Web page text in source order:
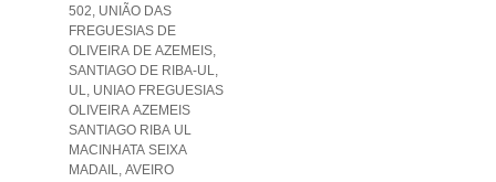
502, UNIÃO DAS
FREGUESIAS DE
OLIVEIRA DE AZEMEIS,
SANTIAGO DE RIBA-UL,
UL, UNIAO FREGUESIAS
OLIVEIRA AZEMEIS
SANTIAGO RIBA UL
MACINHATA SEIXA
MADAIL, AVEIRO